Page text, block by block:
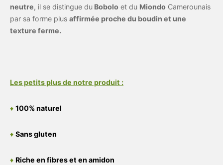
neutre, il se distingue du Bobolo et du Miondo Camerounais
par sa forme plus affirmée proche du boudin et une
texture ferme.
Les petits plus de notre produit :
♦ 100% naturel
♦ Sans gluten
♦ Riche en fibres et en amidon